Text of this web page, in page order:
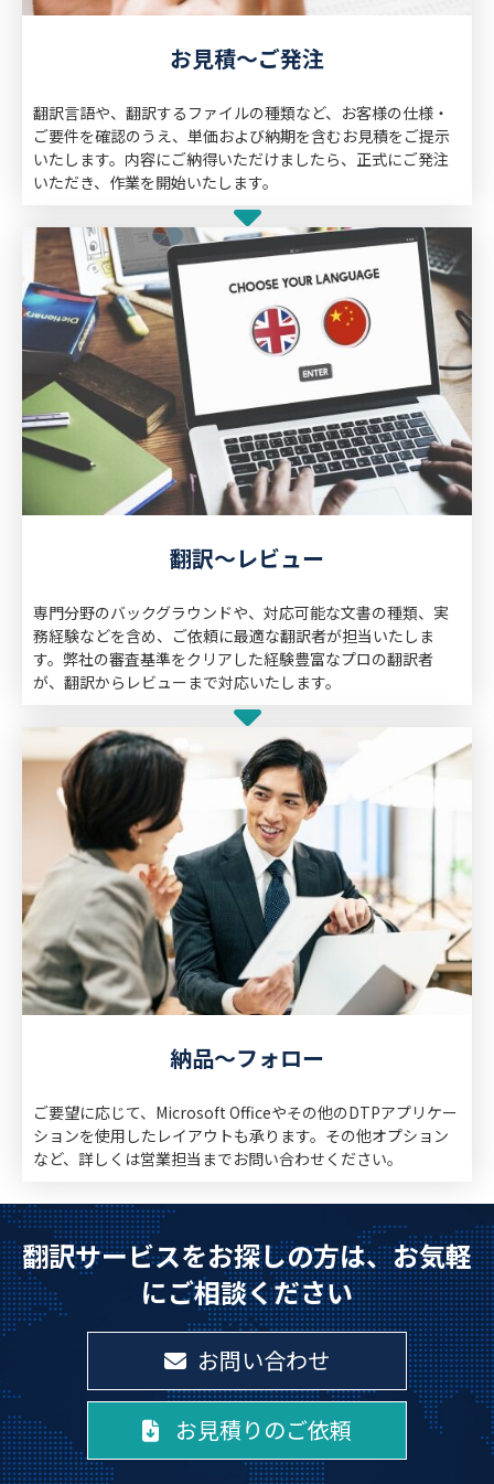
お見積～ご発注
翻訳言語や、翻訳するファイルの種類など、お客様の仕様・
ご要件を確認のうえ、単価および納期を含むお見積をご提示
いたします。内容にご納得いただけましたら、正式にご発注
いただき、作業を開始いたします。
翻訳～レビュー
専門分野のバックグラウンドや、対応可能な文書の種類、実
務経験などを含め、ご依頼に最適な翻訳者が担当いたしま
す。弊社の審査基準をクリアした経験豊富なプロの翻訳者
が、翻訳からレビューまで対応いたします。
納品～フォロー
ご要望に応じて、Microsoft Officeやその他のDTPアプリケー
ションを使用したレイアウトも承ります。その他オプション
など、詳しくは営業担当までお問い合わせください。
翻訳サービスをお探しの方は、お気軽
にご相談ください
お問い合わせ
お見積りのご依頼